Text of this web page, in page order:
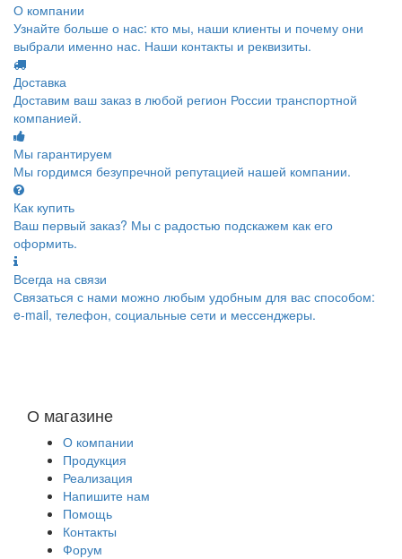
О компании
Узнайте больше о нас: кто мы, наши клиенты и почему они
выбрали именно нас. Наши контакты и реквизиты.
Доставка
Доставим ваш заказ в любой регион России транспортной
компанией.
Мы гарантируем
Мы гордимся безупречной репутацией нашей компании.
Как купить
Ваш первый заказ? Мы с радостью подскажем как его
оформить.
Всегда на связи
Связаться с нами можно любым удобным для вас способом:
e-mail, телефон, социальные сети и мессенджеры.
О магазине
О компании
Продукция
Реализация
Напишите нам
Помощь
Контакты
Форум